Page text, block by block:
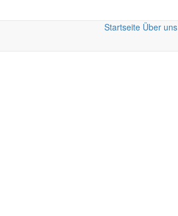
Startseite Über uns